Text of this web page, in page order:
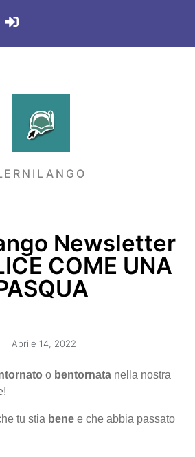
Newsletter
COME UNA
Aprile 14, 2022
o bentornata nella nostra
tu stia bene e che abbia passato